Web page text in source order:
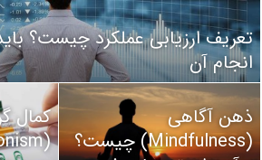
تعریف ارزیابی عملکرد چیست؟
انجام آن
ذهن آگاهی
(Mindfulness) چیست؟
کمال
9 گام کاربردی برای یافتن رمز موفقیت در زندگی